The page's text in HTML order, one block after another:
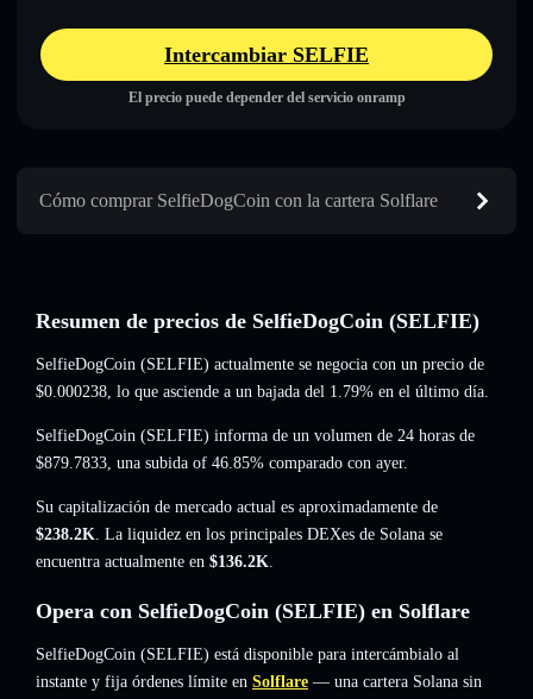
Intercambiar SELFIE
El precio puede depender del servicio onramp
Cómo comprar SelfieDogCoin con la cartera Solflare
Resumen de precios de SelfieDogCoin (SELFIE)
SelfieDogCoin (SELFIE) actualmente se negocia con un precio de
$0.000238, lo que asciende a un bajada del 1.79% en el último día.
SelfieDogCoin (SELFIE) informa de un volumen de 24 horas de
$879.7833, una subida of 46.85% comparado con ayer.
Su capitalización de mercado actual es aproximadamente de
$238.2K. La liquidez en los principales DEXes de Solana se
encuentra actualmente en $136.2K.
Opera con SelfieDogCoin (SELFIE) en Solflare
SelfieDogCoin (SELFIE) está disponible para intercámbialo al
instante y fija órdenes límite en Solflare — una cartera Solana sin